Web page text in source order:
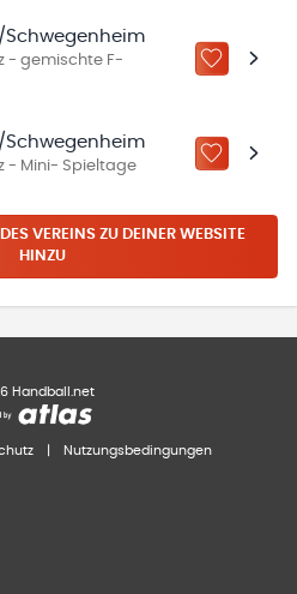
Schwegenheim
- gemischte F-
ZU „MEINE
Schwegenheim
- Mini- Spieltage ZU „MEINE
VEREINS ZU DEINER WEBSITE
HINZU
Handball.net
Nutzungsbedingungen